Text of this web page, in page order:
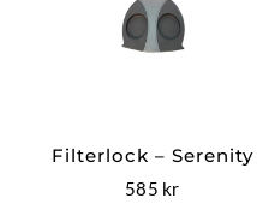
Filterlock – Serenity
585 kr